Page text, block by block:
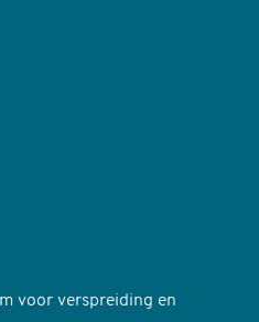
voor verspreiding en